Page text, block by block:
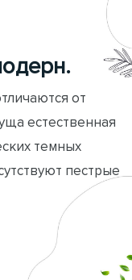
от
естественная
темных
пестрые